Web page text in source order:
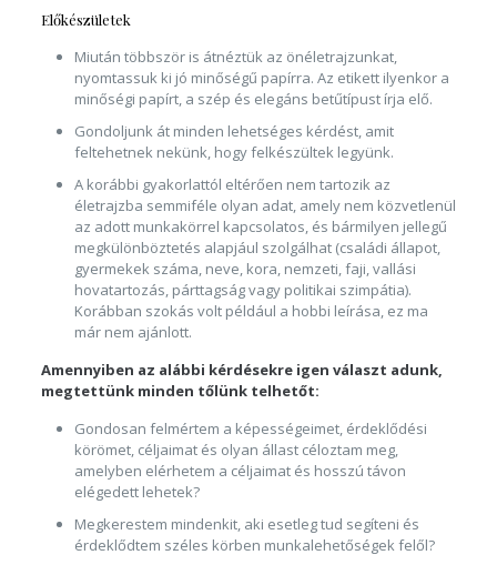
Előkészületek
Miután többször is átnéztük az önéletrajzunkat,
nyomtassuk ki jó minőségű papírra. Az etikett ilyenkor a
minőségi papírt, a szép és elegáns betűtípust írja elő.
Gondoljunk át minden lehetséges kérdést, amit
feltehetnek nekünk, hogy felkészültek legyünk.
A korábbi gyakorlattól eltérően nem tartozik az
életrajzba semmiféle olyan adat, amely nem közvetlenül
az adott munkakörrel kapcsolatos, és bármilyen jellegű
megkülönböztetés alapjául szolgálhat (családi állapot,
gyermekek száma, neve, kora, nemzeti, faji, vallási
hovatartozás, párttagság vagy politikai szimpátia).
Korábban szokás volt például a hobbi leírása, ez ma
már nem ajánlott.
Amennyiben az alábbi kérdésekre igen választ adunk,
megtettünk minden tőlünk telhetőt:
Gondosan felmértem a képességeimet, érdeklődési
körömet, céljaimat és olyan állast céloztam meg,
amelyben elérhetem a céljaimat és hosszú távon
elégedett lehetek?
Megkerestem mindenkit, aki esetleg tud segíteni és
érdeklődtem széles körben munkalehetőségek felől?